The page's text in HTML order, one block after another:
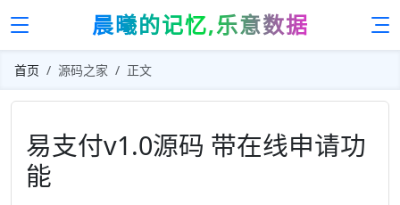
晨曦的记忆,乐意数据
首页 源码之家 正文
易支付v1.0源码 带在线申请功
能